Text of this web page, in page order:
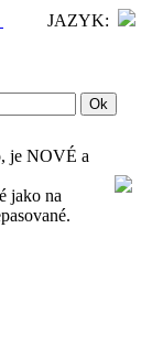
JAZYK:
je NOVÉ a
jako na